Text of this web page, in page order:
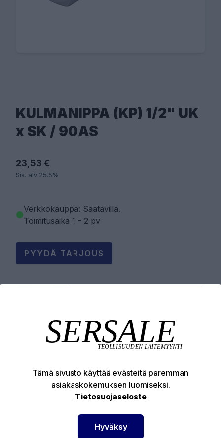
KULMANIPPA (KP) 1/2" UK
x SK / 90AS
23,53 €
Sis. alv 25.5%
Verkkokauppa: Saatavilla.
Toimitusaika 1 - 2 pv
PYYDÄ TARJOUS
Tuotekuvaus
Tekniset edut
Tämä sivusto käyttää evästeitä paremman
asiakaskokemuksen luomiseksi.
Tietosuojaseloste
Hyväksy